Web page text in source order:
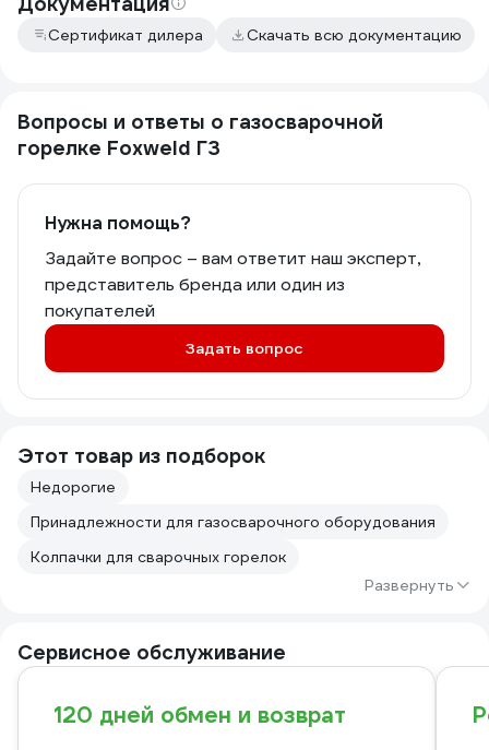
Сертификат дилера Скачать всю документацию
Вопросы и ответы о газосварочной
горелке Foxweld Г3
Нужна помощь?
Задайте вопрос – вам ответит наш эксперт,
представитель бренда или один из
покупателей
Задать вопрос
Этот товар из подборок
Недорогие
Принадлежности для газосварочного оборудования
Колпачки для сварочных горелок
Развернуть
Сервисное обслуживание
120 дней обмен и возврат